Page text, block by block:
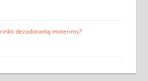
dezodorantą moterims?